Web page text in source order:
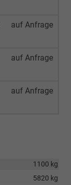
auf Anfrage
auf Anfrage
auf Anfrage
1100 kg
5820 kg